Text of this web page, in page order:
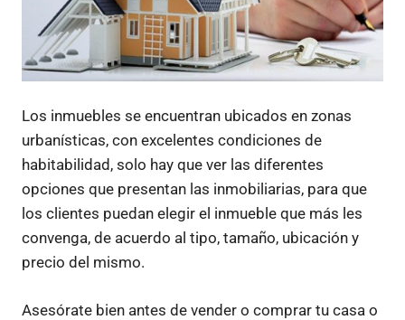
Los inmuebles se encuentran ubicados en zonas
urbanísticas, con excelentes condiciones de
habitabilidad, solo hay que ver las diferentes
opciones que presentan las inmobiliarias, para que
los clientes puedan elegir el inmueble que más les
convenga, de acuerdo al tipo, tamaño, ubicación y
precio del mismo.
Asesórate bien antes de vender o comprar tu casa o